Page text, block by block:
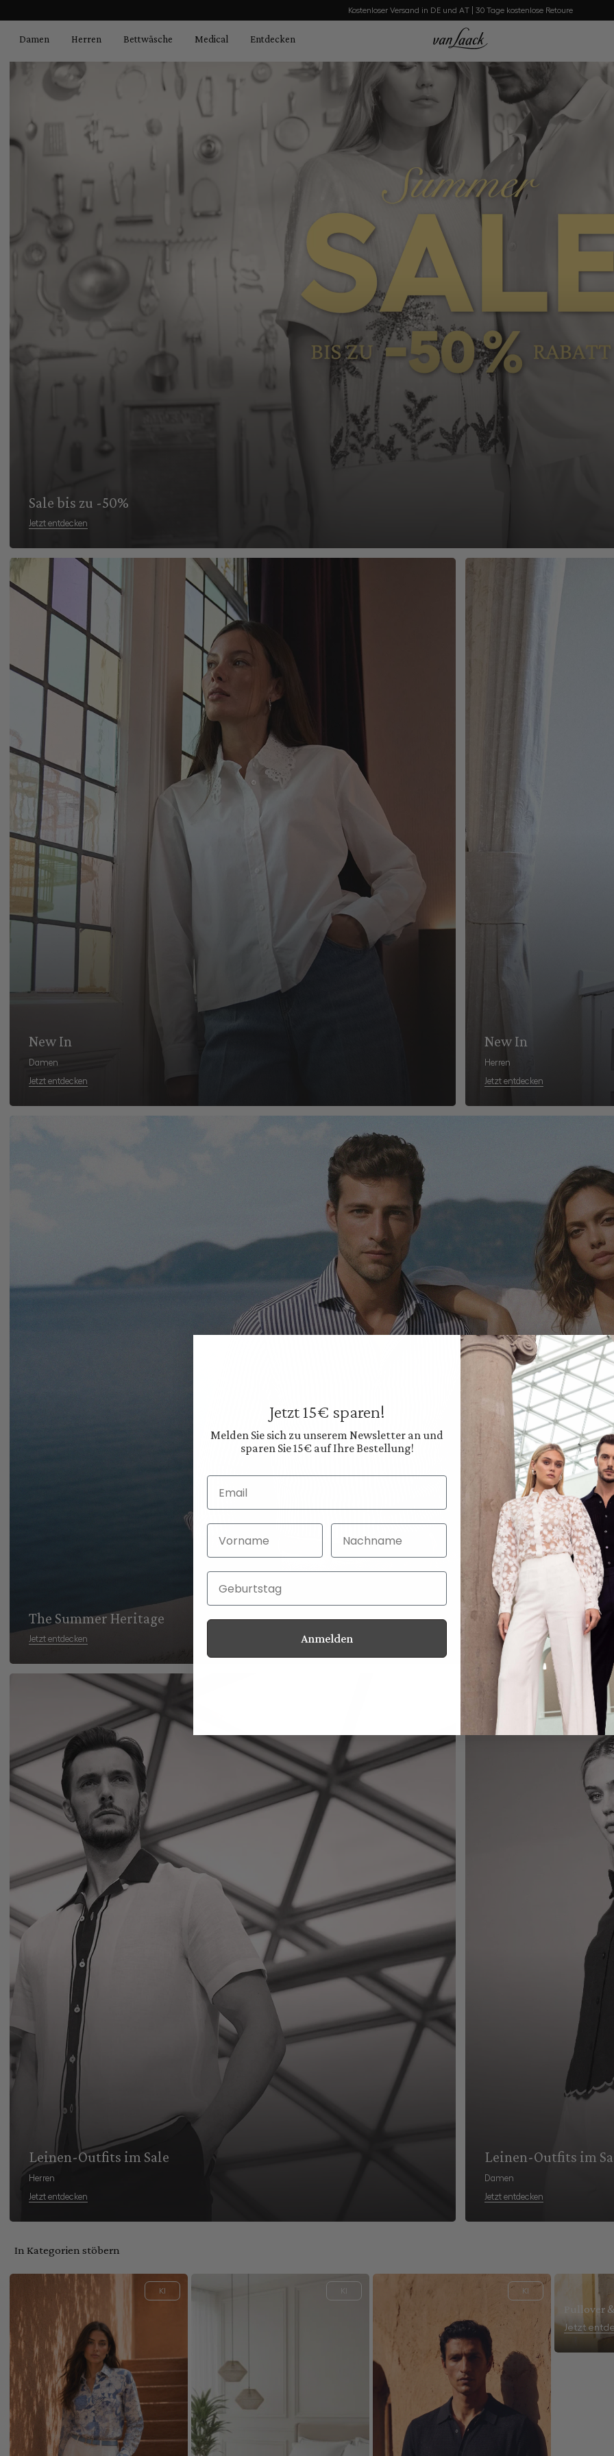
Kostenloser Versand in DE und AT | 30 Tage kostenlose Retoure
Damen Herren Bettwäsche Medical Entdecken
Sale bis zu -50%
Jetzt entdecken
New In
Damen
Jetzt entdecken
New In
Herren
Jetzt entdecken
The Summer Heritage
Jetzt entdecken
Leinen-Outfits im Sale
Herren
Jetzt entdecken
Leinen-Outfits im
Damen
Jetzt entdecken
In Kategorien stöbern
KI KI KI
Pullover
Jetzt
Jetzt 15€ sparen!
Melden Sie sich zu unserem Newsletter an und
sparen Sie 15€ auf Ihre Bestellung!
Email
Vorname Nachname
Geburtstag
Anmelden